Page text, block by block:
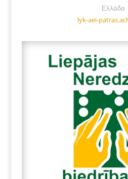
Ελλάδα
lyk-aei-